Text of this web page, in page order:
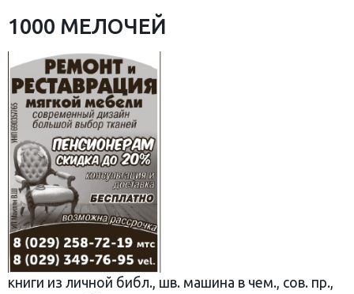
1000 МЕЛОЧЕЙ
книги из личной библ., шв. машина в чем., сов. пр.,